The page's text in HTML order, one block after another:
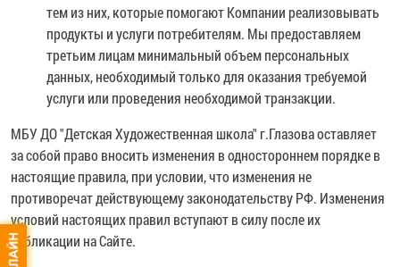
тем из них, которые помогают Компании реализовывать
продукты и услуги потребителям. Мы предоставляем
третьим лицам минимальный объем персональных
данных, необходимый только для оказания требуемой
услуги или проведения необходимой транзакции.
МБУ ДО "Детская Художественная школа" г.Глазова оставляет
за собой право вносить изменения в одностороннем порядке в
настоящие правила, при условии, что изменения не
противоречат действующему законодательству РФ. Изменения
условий настоящих правил вступают в силу после их
публикации на Сайте.